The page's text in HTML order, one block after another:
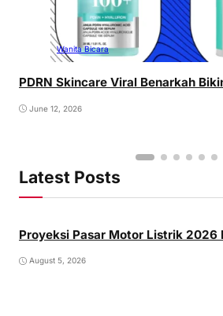
Wanita Bicara
PDRN Skincare Viral Benarkah
June 12, 2026
Latest Posts
Proyeksi Pasar Motor Listrik 2026
August 5, 2026